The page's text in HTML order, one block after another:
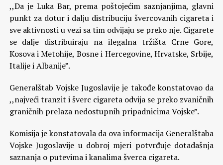
,,Da je Luka Bar, prema poštojećim saznjanjima, glavni
punkt za dotur i dalju distribuciju švercovanih cigareta i
sve aktivnosti u vezi sa tim odvijaju se preko nje. Cigarete
se dalje distribuiraju na ilegalna tržišta Crne Gore,
Kosova i Metohije, Bosne i Hercegovine, Hrvatske, Srbije,
Italije i Albanije”.
Generalštab Vojske Jugoslavije je takođe konstatovao da
,,najveći tranzit i šverc cigareta odvija se preko zvaničnih
graničnih prelaza nedostupnih pripadnicima Vojske”.
Komisija je konstatovala da ova informacija Generalštaba
Vojske Jugoslavije u dobroj mjeri potvrđuje dotadašnja
saznanja o putevima i kanalima šverca cigareta.